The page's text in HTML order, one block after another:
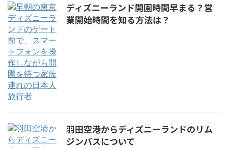
ディズニーランド開園時間早まる？営
業開始時間を知る方法は？
羽田空港からディズニーランドのリム
ジンバスについて